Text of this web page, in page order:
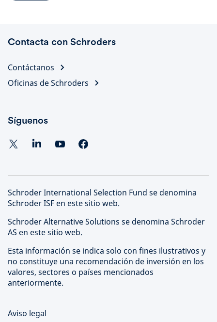
Contacta con Schroders
Contáctanos
Oficinas de Schroders
Síguenos
Schroder International Selection Fund se denomina
Schroder ISF en este sitio web.
Schroder Alternative Solutions se denomina Schroder
AS en este sitio web.
Esta información se indica solo con fines ilustrativos y
no constituye una recomendación de inversión en los
valores, sectores o países mencionados
anteriormente.
Aviso legal